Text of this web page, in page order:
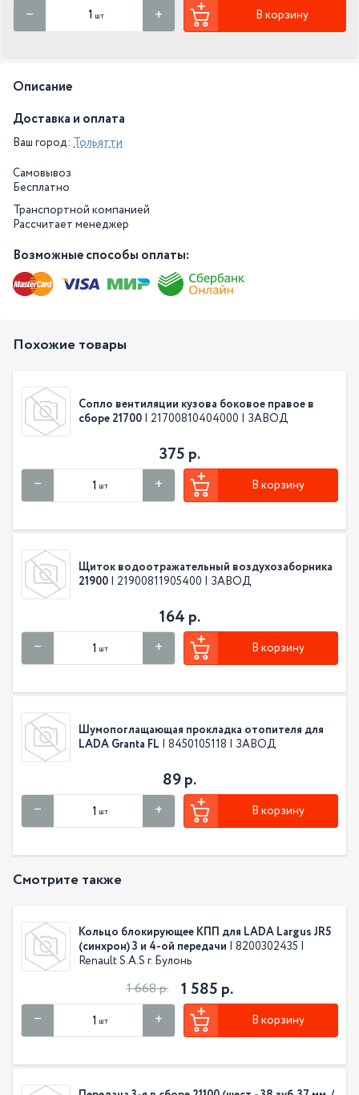
шт В корзину
Описание
Доставка и оплата
Ваш город: Тольятти
Самовывоз
Бесплатно
Транспортной компанией
Рассчитает менеджер
Возможные способы оплаты:
Похожие товары
Сопло вентиляции кузова боковое правое в
сборе 21700 | 21700810404000 | ЗАВОД
375 р.
шт В корзину
Щиток водоотражательный воздухозаборника
21900 | 21900811905400 | ЗАВОД
164 р.
шт В корзину
Шумопоглащающая прокладка отопителя для
LADA Granta FL | 8450105118 | ЗАВОД
89 р.
шт В корзину
Смотрите также
Кольцо блокирующее КПП для LADA Largus JR5
(синхрон) 3 и 4-ой передачи | 8200302435 |
Renault S.A.S г. Булонь
1 668 р. 1 585 р.
шт В корзину